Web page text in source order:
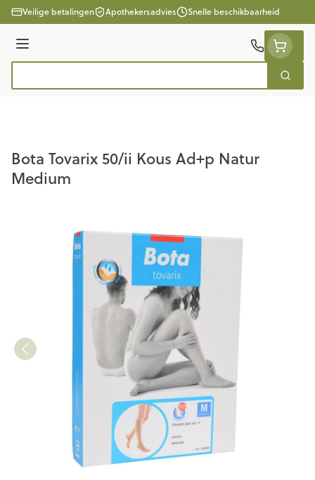
Ga naar de inhoud
Veilige betalingen Apothekersadvies Snelle beschikbaarheid
Menu
Zoek
Bota Tovarix 50/ii Kous Ad+p Natur
Medium